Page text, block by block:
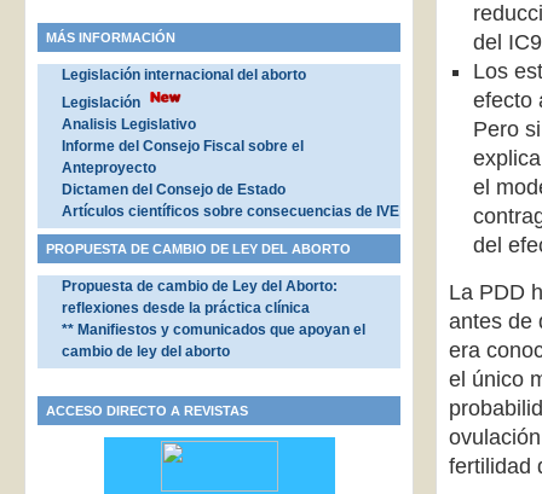
del
Los
efecto
Pero
el
del
La PDD
antes de
era
el único
fertilidad
MÁS INFORMACIÓN
Legislación internacional del aborto
Legislación
Analisis Legislativo
Informe del Consejo Fiscal sobre el
Anteproyecto
Dictamen del Consejo de Estado
Artículos científicos sobre consecuencias de IVE
PROPUESTA DE CAMBIO DE LEY DEL ABORTO
Propuesta de cambio de Ley del Aborto:
reflexiones desde la práctica clínica
** Manifiestos y comunicados que apoyan el
cambio de ley del aborto
ACCESO DIRECTO A REVISTAS